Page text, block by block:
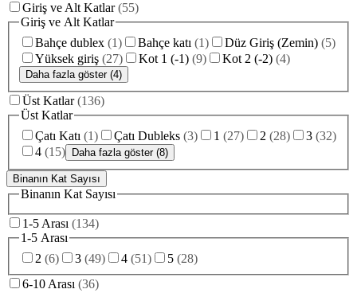
Giriş ve Alt Katlar (55)
Giriş ve Alt Katlar
Bahçe dublex (1) Bahçe katı (1) Düz Giriş (Zemin) (5)
Yüksek giriş (27) Kot 1 (-1) (9) Kot 2 (-2) (4)
Daha fazla göster (4)
Üst Katlar (136)
Üst Katlar
Çatı Katı (1) Çatı Dubleks (3) 1 (27) 2 (28) 3 (32)
4 (15) Daha fazla göster (8)
Binanın Kat Sayısı
Binanın Kat Sayısı
1-5 Arası (134)
1-5 Arası
2 (6) 3 (49) 4 (51) 5 (28)
6-10 Arası (36)